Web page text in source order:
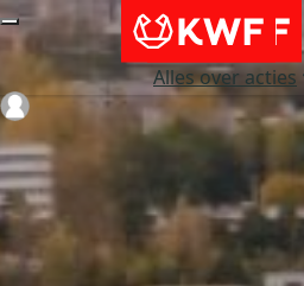
Alles over acties
Login